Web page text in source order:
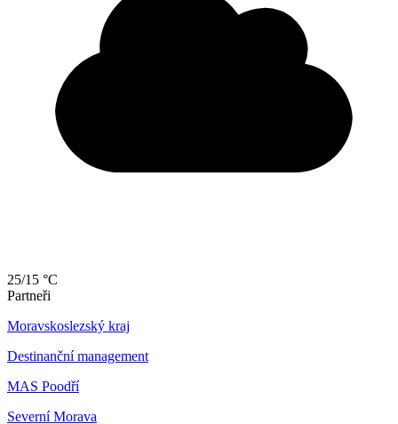
25/15 °C
Partneři
Moravskoslezský kraj
Destinanční management
MAS Poodří
Severní Morava